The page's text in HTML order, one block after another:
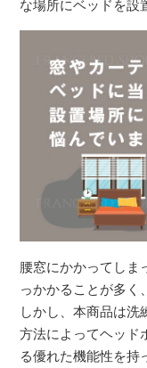
な場所にベッドを設
腰窓にかかってしま
っかかることが多く
しかし、本商品は洗
方法によってヘッド
る優れた機能性を持